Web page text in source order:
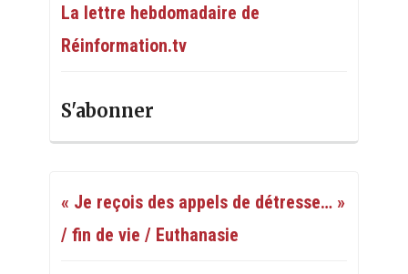
La lettre hebdomadaire de
Réinformation.tv
S'abonner
« Je reçois des appels de détresse… »
/ fin de vie / Euthanasie